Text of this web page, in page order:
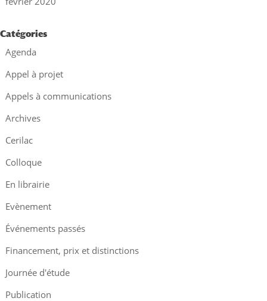
Catégories
Agenda
Appel à projet
Appels à communications
Archives
Cerilac
Colloque
En librairie
Evènement
Événements passés
Financement, prix et distinctions
Journée d'étude
Publication